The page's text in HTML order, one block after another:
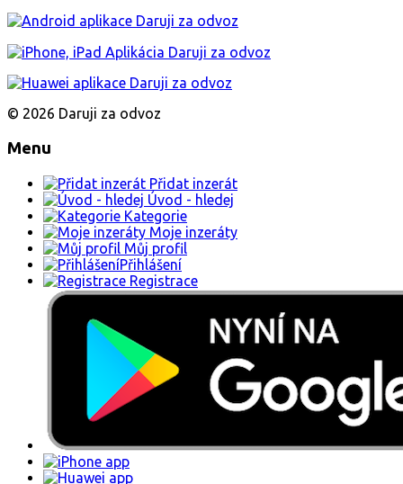
© 2026 Daruji za odvoz
Menu
Přidat inzerát
Úvod - hledej
Kategorie
Moje inzeráty
Můj profil
Přihlášení
Registrace